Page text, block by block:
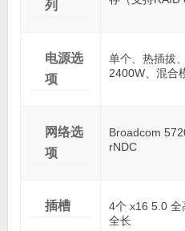
列
电源选
项
单个、热插拔
2400W、混合
网络选
项
Broadcom
rNDC
插槽
4个 x16 5.0 全
全长